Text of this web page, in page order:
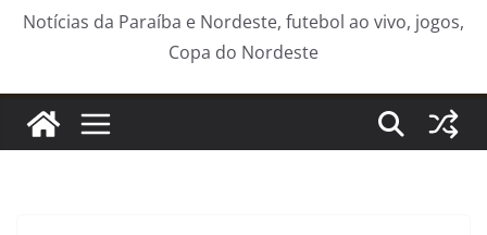
amistoso em Natal
Prefeitura de Nova Iguaçu instala Gabinete de
Crise e reforça ações preventivas diante da
Desmatamento na Amazônia cai 36,87% no último
ano
Notícias da Paraíba e Nordeste, futebol ao vivo, jogos,
Copa do Nordeste